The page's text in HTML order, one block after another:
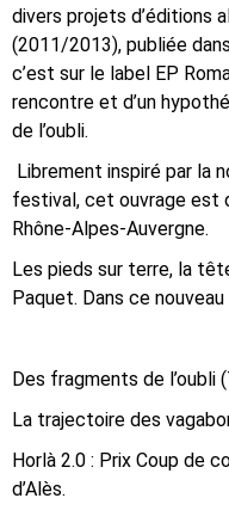
divers projets d’éditions
(2011/2013), publiée
c’est sur le label EP
rencontre et d’un
de l’oubli.
Librement inspiré par la
festival, cet ouvrage est
Rhône-Alpes-Auvergne.
Les pieds sur terre, la
Paquet. Dans ce
Des fragments de l’oubli
La trajectoire des
Horlà 2.0 : Prix Coup de
d’Alès.